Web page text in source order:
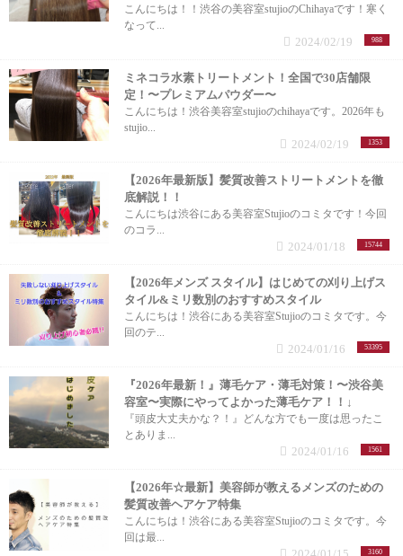
白髪染め (7記事)
ブリーチ (1記事)
縮毛矯正 (2記事)
髪質改善 (11記事)
こんにちは！！渋谷の美容室stujioのChihayaです！寒く
なって...
988
2024/02/19
ミネコラ水素トリートメント！全国で30店舗限
定！〜プレミアムパウダー〜
こんにちは！渋谷美容室stujioのchihayaです。2026年も
stujio...
1353
2024/02/19
【2026年最新版】髪質改善ストリートメントを徹
底解説！！
こんにちは渋谷にある美容室Stujioのコミタです！今回
のコラ...
15744
2024/01/18
【2026年メンズ スタイル】はじめての刈り上げス
タイル&ミリ数別のおすすめスタイル
こんにちは！渋谷にある美容室Stujioのコミタです。今
回のテ...
53395
2024/01/16
『2026年最新！』薄毛ケア・薄毛対策！〜渋谷美
容室〜実際にやってよかった薄毛ケア！！↓
『頭皮大丈夫かな？！』どんな方でも一度は思ったこ
とありま...
1561
2024/01/16
【2026年☆最新】美容師が教えるメンズのための
髪質改善ヘアケア特集
こんにちは！渋谷にある美容室Stujioのコミタです。今
回は最...
3160